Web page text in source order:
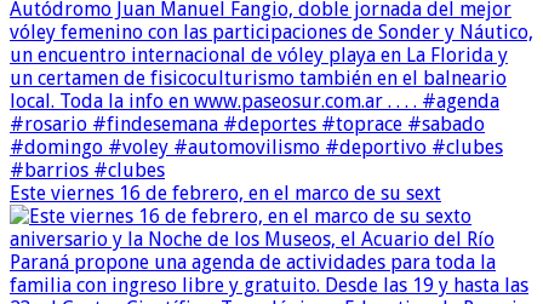
Este viernes 16 de febrero, en el marco de su sext